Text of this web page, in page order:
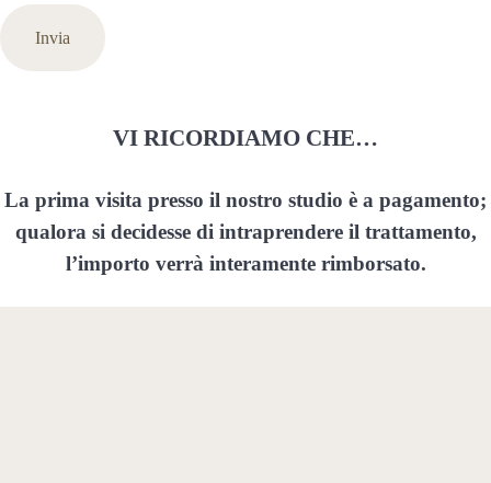
VI RICORDIAMO CHE…
La prima visita presso il nostro studio è a pagamento;
qualora si decidesse di intraprendere il trattamento,
l’importo verrà interamente rimborsato.